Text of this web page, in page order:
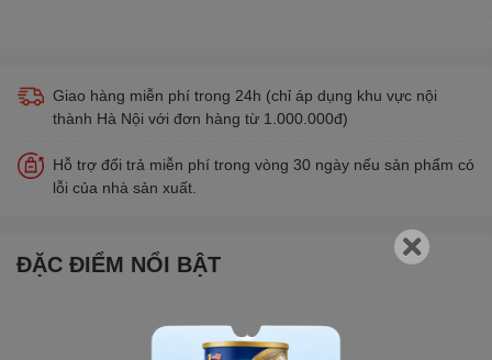
Giao hàng miễn phí trong 24h (chỉ áp dụng khu vực nội
thành Hà Nội với đơn hàng từ 1.000.000đ)
Hỗ trợ đổi trả miễn phí trong vòng 30 ngày nếu sản phẩm có
lỗi của nhà sản xuất.
ĐẶC ĐIỂM NỔI BẬT